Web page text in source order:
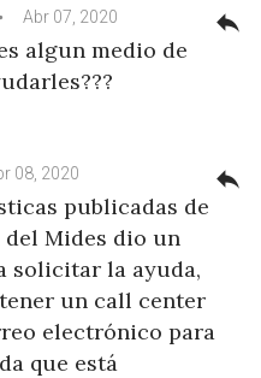
Abr 07, 2020
algun medio de
reply
08, 2020
publicadas de
Mides dio un
solicitar la ayuda,
un call center
electrónico para
que está
reply